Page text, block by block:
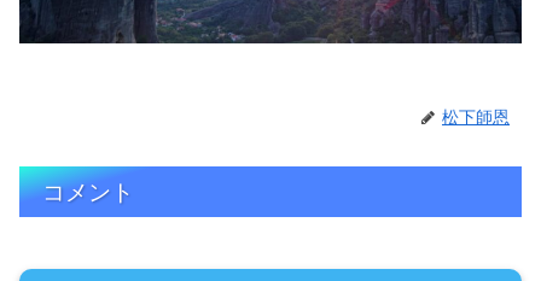
松下師恩
コメント